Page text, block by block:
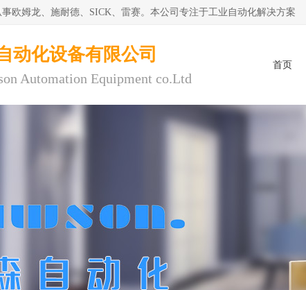
欧姆龙、施耐德、SICK、雷赛。本公司专注于工业自动化解决方案
动化设备有限公司
Automation Equipment co.Ltd
首页